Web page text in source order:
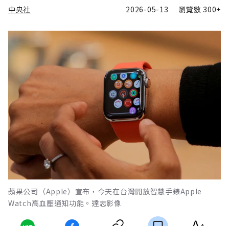
中央社 2026-05-13 瀏覽數 300+
蘋果公司（Apple）宣布，今天在台灣開放智慧手錶Apple
Watch高血壓通知功能。達志影像